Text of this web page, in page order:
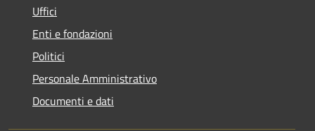
Uffici
Enti e fondazioni
Politici
Personale Amministrativo
Documenti e dati